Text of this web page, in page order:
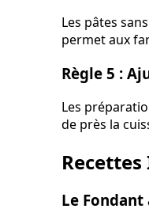
Les pâtes
permet aux
Règle 5 :
Les
de près la
Le